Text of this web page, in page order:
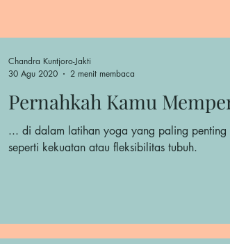
Pernahkah Kamu
... di dalam latihan yoga yang paling
seperti kekuatan atau fleksibilitas tubuh.
Chandra Kuntjoro-Jakti
30 Agu 2020
2 menit membaca